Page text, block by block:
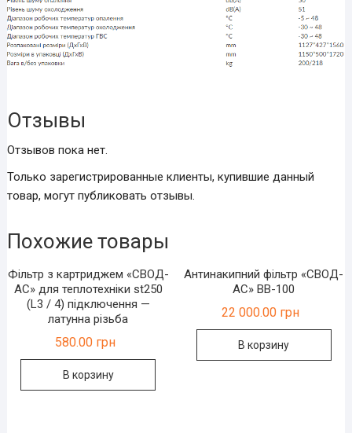
Отзывы
Отзывов пока нет.
Только зарегистрированные клиенты, купившие данный
товар, могут публиковать отзывы.
Похожие товары
Фільтр з картриджем «СВОД-
АС» для теплотехніки st250
(L3 / 4) підключення —
латунна різьба
580.00 грн
В корзину
Антинакипний фільтр «СВОД-
АС» BB-100
22 000.00 грн
В корзину